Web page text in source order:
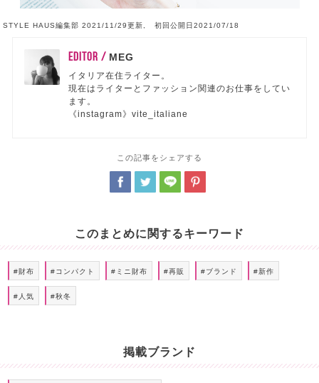
STYLE HAUS編集部 2021/11/29更新, 初回公開日2021/07/18
EDITOR / MEG
イタリア在住ライター。
現在はライターとファッション関連のお仕事をしてい
ます。
《instagram》vite_italiane
この記事をシェアする
このまとめに関するキーワード
#財布 #コンパクト #ミニ財布 #再販 #ブランド #新作
#人気 #秋冬
掲載ブランド